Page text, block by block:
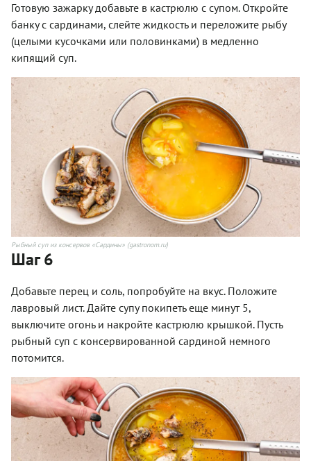
Готовую зажарку добавьте в кастрюлю с супом. Откройте
банку с сардинами, слейте жидкость и переложите рыбу
(целыми кусочками или половинками) в медленно
кипящий суп.
Рыбный суп из консервов «Сардины» (gastronom.ru)
Шаг 6
Добавьте перец и соль, попробуйте на вкус. Положите
лавровый лист. Дайте супу покипеть еще минут 5,
выключите огонь и накройте кастрюлю крышкой. Пусть
рыбный суп с консервированной сардиной немного
потомится.